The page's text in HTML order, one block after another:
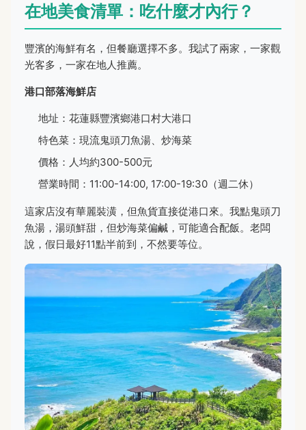
在地美食清單：吃什麼才內行？
豐濱的海鮮有名，但餐廳選擇不多。我試了兩家，一家觀
光客多，一家在地人推薦。
港口部落海鮮店
地址：花蓮縣豐濱鄉港口村大港口
特色菜：現流鬼頭刀魚湯、炒海菜
價格：人均約300-500元
營業時間：11:00-14:00, 17:00-19:30（週二休）
這家店沒有華麗裝潢，但魚貨直接從港口來。我點鬼頭刀
魚湯，湯頭鮮甜，但炒海菜偏鹹，可能適合配飯。老闆
說，假日最好11點半前到，不然要等位。